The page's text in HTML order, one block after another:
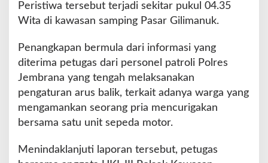
n
e
d
u
g
a
e
a
Peristiwa tersebut terjadi sekitar pukul 04.35
Wita di kawasan samping Pasar Gilimanuk.
Penangkapan bermula dari informasi yang
diterima petugas dari personel patroli Polres
Jembrana yang tengah melaksanakan
pengaturan arus balik, terkait adanya warga yang
mengamankan seorang pria mencurigakan
bersama satu unit sepeda motor.
Menindaklanjuti laporan tersebut, petugas